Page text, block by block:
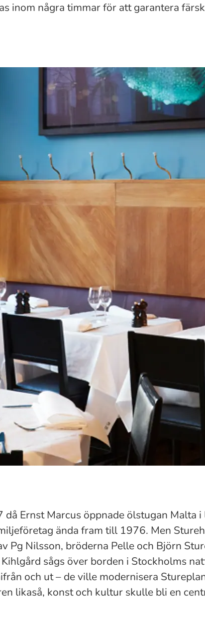
inom några timmar för att garantera
Ernst Marcus öppnade ölstugan Malta
ända fram till 1976. Men
Pg Nilsson, bröderna Pelle och Björn
sågs över borden i Stockholms
och ut – de ville modernisera
likaså, konst och kultur skulle bli en